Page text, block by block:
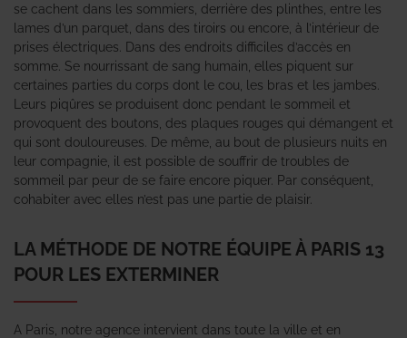
se cachent dans les sommiers, derrière des plinthes, entre les
lames d’un parquet, dans des tiroirs ou encore, à l’intérieur de
prises électriques. Dans des endroits difficiles d’accès en
somme. Se nourrissant de sang humain, elles piquent sur
certaines parties du corps dont le cou, les bras et les jambes.
Leurs piqûres se produisent donc pendant le sommeil et
provoquent des boutons, des plaques rouges qui démangent et
qui sont douloureuses. De même, au bout de plusieurs nuits en
leur compagnie, il est possible de souffrir de troubles de
sommeil par peur de se faire encore piquer. Par conséquent,
cohabiter avec elles n’est pas une partie de plaisir.
LA MÉTHODE DE NOTRE ÉQUIPE À PARIS 13
POUR LES EXTERMINER
A Paris, notre agence intervient dans toute la ville et en